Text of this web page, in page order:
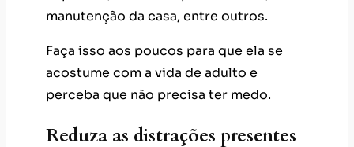
Reduza as distrações presentes
na vida dela
Outra maneira de ajudar é reduzir as
pessoa com síndrome de Peter Pan não